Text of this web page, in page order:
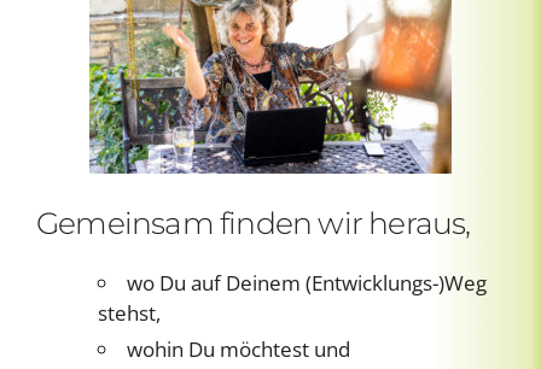
Gemeinsam finden wir heraus,
wo Du auf Deinem (Entwicklungs-)Weg
stehst,
wohin Du möchtest und